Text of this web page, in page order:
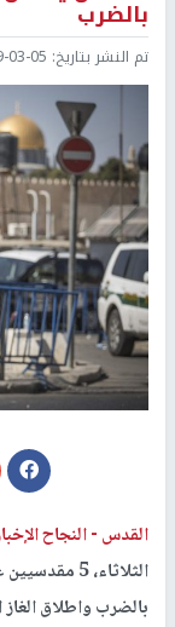
بالضرب
تم النشر بتاريخ: 05 15:32
القدس -النجاح
الثلاثاء،
بالضرب واطلاق